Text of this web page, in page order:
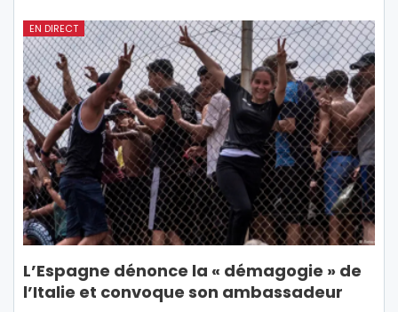
EN DIRECT
L’Espagne dénonce la « démagogie » de
l’Italie et convoque son ambassadeur